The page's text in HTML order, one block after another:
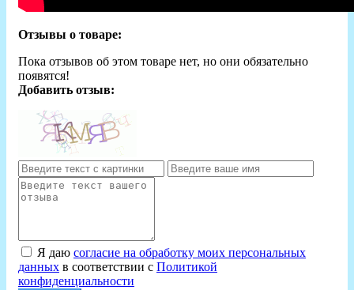
Отзывы о товаре:
Пока отзывов об этом товаре нет, но они обязательно
появятся!
Добавить отзыв:
Я даю согласие на обработку моих персональных
данных в соответствии с Политикой
конфиденциальности